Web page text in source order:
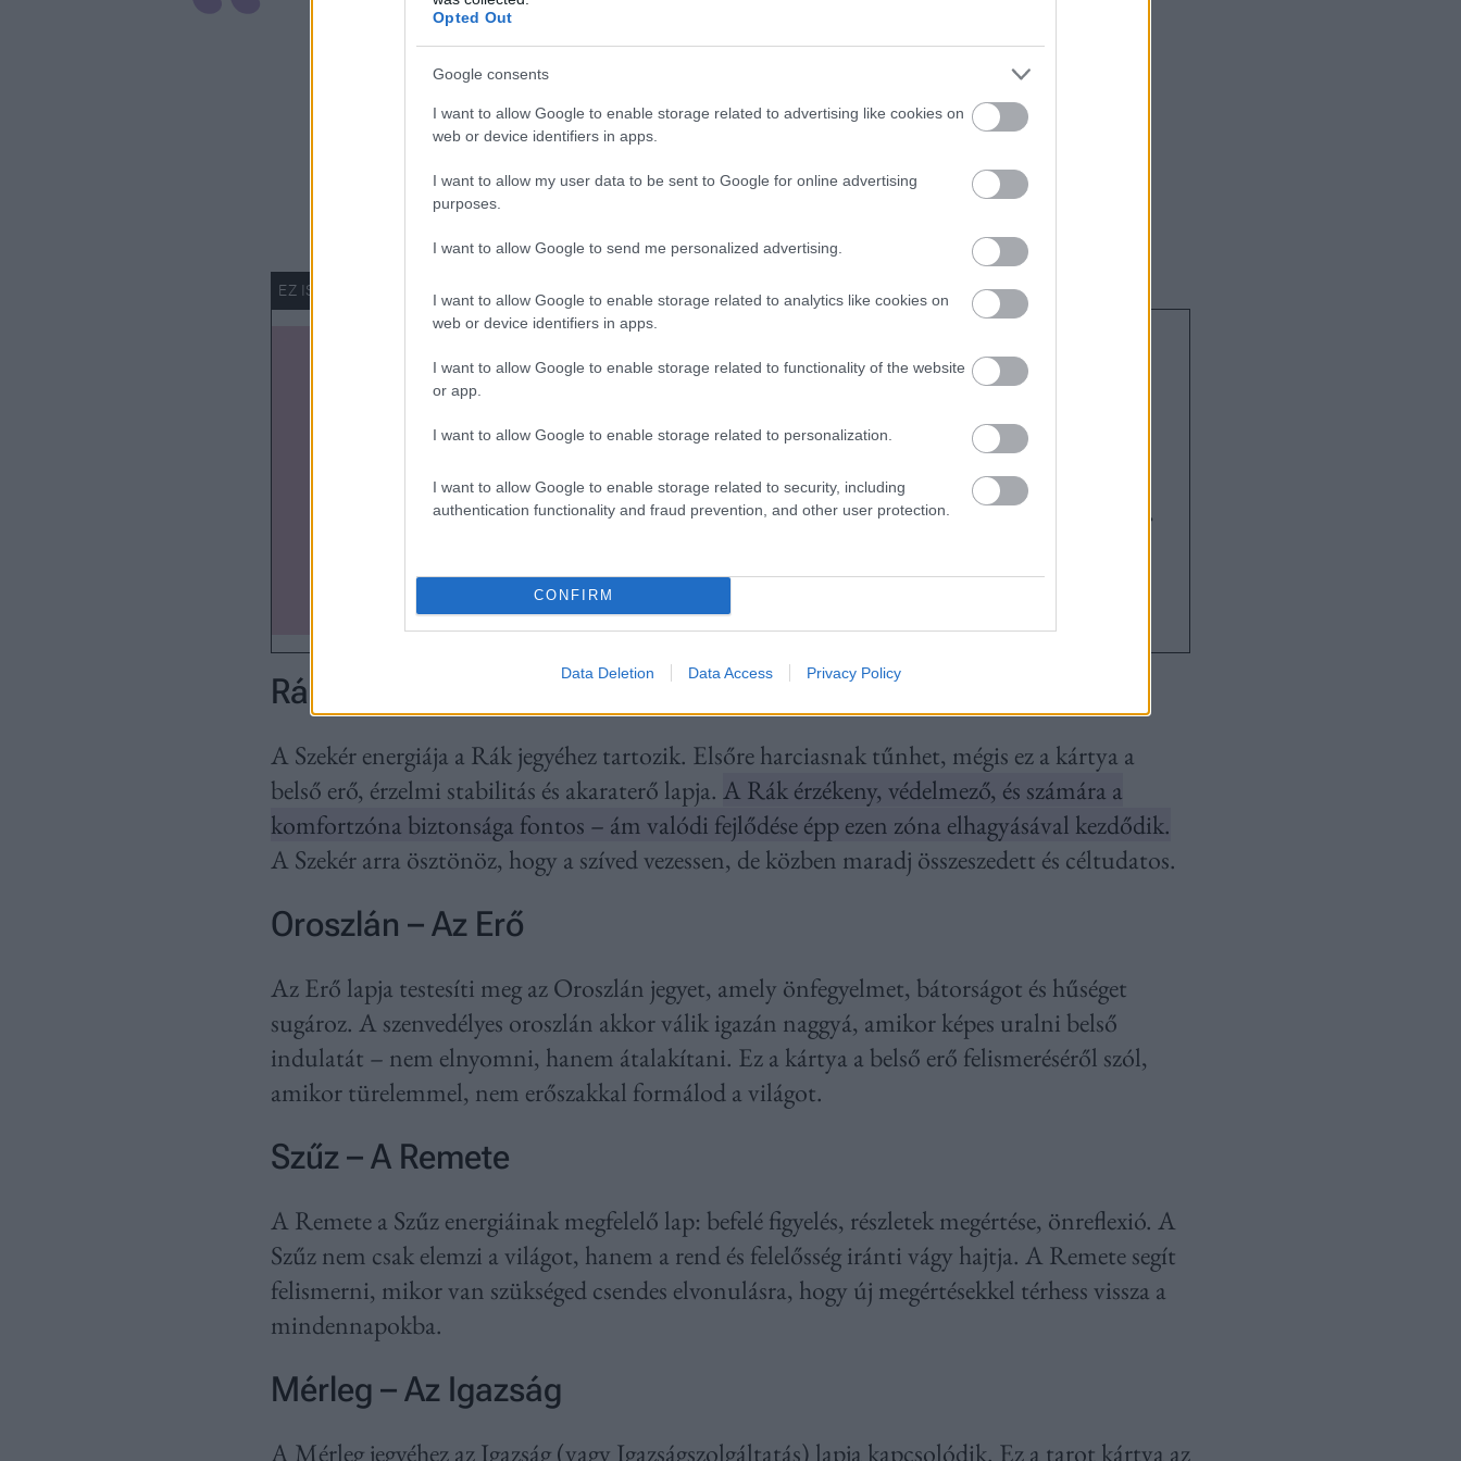
Opted Out
Google consents
I want to allow Google to enable storage related to advertising like cookies on
web or device identifiers in apps.
I want to allow my user data to be sent to Google for online advertising
purposes.
I want to allow Google to send me personalized advertising.
I want to allow Google to enable storage related to analytics like cookies on
web or device identifiers in apps.
I want to allow Google to enable storage related to functionality of the website
or app.
I want to allow Google to enable storage related to personalization.
I want to allow Google to enable storage related to security, including
authentication functionality and fraud prevention, and other user protection.
CONFIRM
Data Deletion Data Access Privacy Policy
akkor születnek,
amikor képes vagy a
másik nézőpontját is
megérteni – és közben
megtalálni önmagad.
meg újra önmagukat a
Rák – A Szekér
A Szekér energiája a Rák jegyéhez tartozik. Elsőre harciasnak tűnhet, mégis ez a kártya a
belső erő, érzelmi stabilitás és akaraterő lapja. A Rák érzékeny, védelmező, és számára a
komfortzóna biztonsága fontos – ám valódi fejlődése épp ezen zóna elhagyásával kezdődik.
A Szekér arra ösztönöz, hogy a szíved vezessen, de közben maradj összeszedett és céltudatos.
Oroszlán – Az Erő
Az Erő lapja testesíti meg az Oroszlán jegyet, amely önfegyelmet, bátorságot és hűséget
sugároz. A szenvedélyes oroszlán akkor válik igazán naggyá, amikor képes uralni belső
indulatát – nem elnyomni, hanem átalakítani. Ez a kártya a belső erő felismeréséről szól,
amikor türelemmel, nem erőszakkal formálod a világot.
Szűz – A Remete
A Remete a Szűz energiáinak megfelelő lap: befelé figyelés, részletek megértése, önreflexió. A
Szűz nem csak elemzi a világot, hanem a rend és felelősség iránti vágy hajtja. A Remete segít
felismerni, mikor van szükséged csendes elvonulásra, hogy új megértésekkel térhess vissza a
mindennapokba.
Mérleg – Az Igazság
A Mérleg jegyéhez az Igazság (vagy Igazságszolgáltatás) lapja kapcsolódik. Ez a tarot kártya az